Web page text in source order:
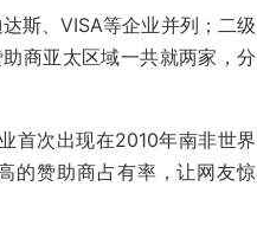
斯、VISA等企业并列；二级
商亚太区域一共就两家，分
首次出现在2010年南非世界
的赞助商占有率，让网友惊